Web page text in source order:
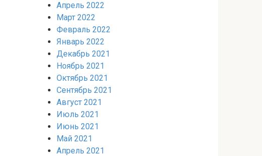
Апрель 2022
Март 2022
Февраль 2022
Январь 2022
Декабрь 2021
Ноябрь 2021
Октябрь 2021
Сентябрь 2021
Август 2021
Июль 2021
Июнь 2021
Май 2021
Апрель 2021